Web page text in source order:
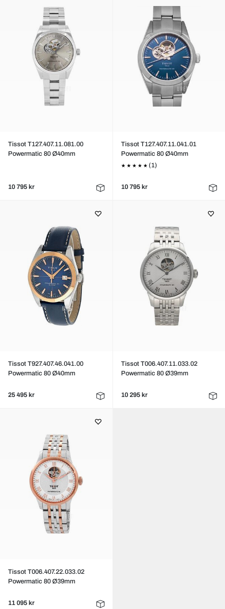
Tissot T127.407.11.081.00
Powermatic 80 Ø40mm
10 795 kr
Tissot T127.407.11.041.01
Powermatic 80 Ø40mm
(1)
10 795 kr
Tissot T927.407.46.041.00
Powermatic 80 Ø40mm
25 495 kr
Tissot T006.407.11.033.02
Powermatic 80 Ø39mm
10 295 kr
Tissot T006.407.22.033.02
Powermatic 80 Ø39mm
11 095 kr